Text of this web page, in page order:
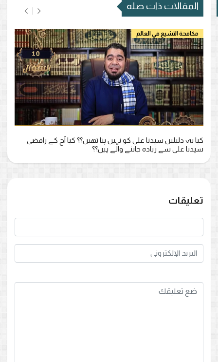
المقالات ذات صله
مكافحة التشيع في العالم
کیا یہ دلیلیں سیدنا علی کو نہیں پتا تھیں؟؟ کیا آج کے رافضی
سیدنا علی سے زیادہ جاننے والے ہیں؟؟
تعليقات